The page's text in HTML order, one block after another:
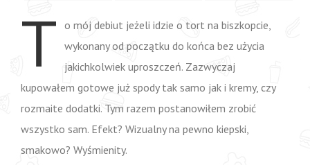
T o mój debiut jeżeli idzie o tort na biszkopcie,
wykonany od początku do końca bez użycia
jakichkolwiek uproszczeń. Zazwyczaj
kupowałem gotowe już spody tak samo jak i kremy, czy
rozmaite dodatki. Tym razem postanowiłem zrobić
wszystko sam. Efekt? Wizualny na pewno kiepski,
smakowo? Wyśmienity.